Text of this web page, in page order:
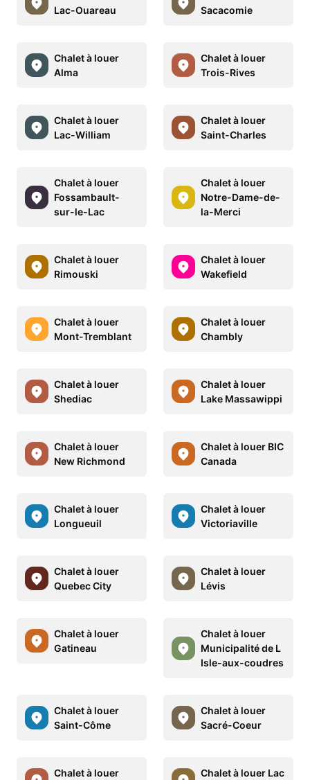
Lac-Ouareau
Sacacomie
Chalet à louer
Alma
Chalet à louer
Trois-Rives
Chalet à louer
Lac-William
Chalet à louer
Saint-Charles
Chalet à louer
Fossambault-
sur-le-Lac
Chalet à louer
Notre-Dame-de-
la-Merci
Chalet à louer
Rimouski
Chalet à louer
Wakefield
Chalet à louer
Mont-Tremblant
Chalet à louer
Chambly
Chalet à louer
Shediac
Chalet à louer
Lake Massawippi
Chalet à louer
New Richmond
Chalet à louer BIC
Canada
Chalet à louer
Longueuil
Chalet à louer
Victoriaville
Chalet à louer
Quebec City
Chalet à louer
Lévis
Chalet à louer
Gatineau
Chalet à louer
Municipalité de L
Isle-aux-coudres
Chalet à louer
Saint-Côme
Chalet à louer
Sacré-Coeur
Chalet à louer
Chalet à louer Lac